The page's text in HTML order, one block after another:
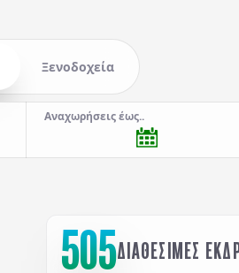
Ξενοδοχεία
Αναχωρήσεις έως..
505ΔΙΑΘΕΣΙΜΕΣ